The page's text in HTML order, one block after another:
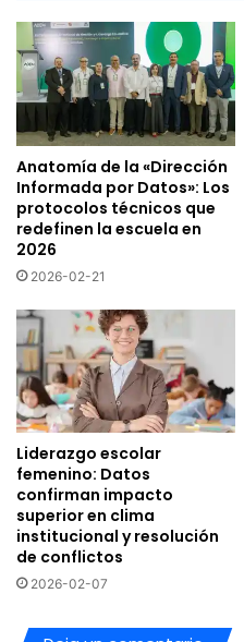
Anatomía de la «Dirección
Informada por Datos»: Los
protocolos técnicos que
redefinen la escuela en
2026
2026-02-21
Liderazgo escolar
femenino: Datos
confirman impacto
superior en clima
institucional y resolución
de conflictos
2026-02-07